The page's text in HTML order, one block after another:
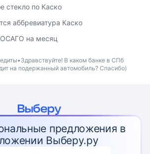
стекло по Каско
аббревиатура Каско
на месяц
Здравствуйте! В каком банке в СПб
на подержанный автомобиль? Спасибо)
предложения в
Выберу.ру